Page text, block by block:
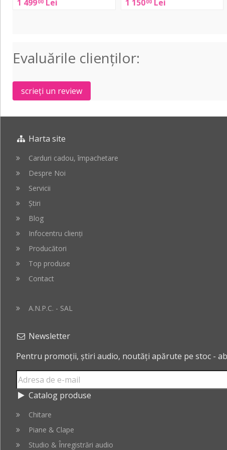
1 49900 Lei 1 15000 Lei
Evaluările clienţilor:
scrieți un review
Harta site
Carduri cadou, împachetare
Despre Noi
Servicii
Știri
Blog
Infocentru clienți
Producători
Top produse
Contact
A.N.P.C. - SAL
Newsletter
Pentru promoții, știri audio, noutăți apărute pe stoc -
Catalog produse
Chitare
Piane & Clape
Studio & Înregistrări audio